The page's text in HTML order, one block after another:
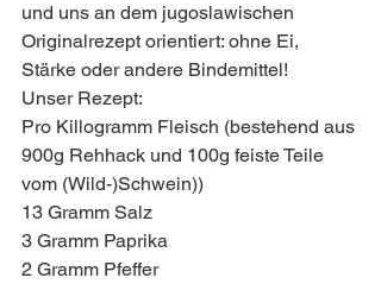
und uns an dem jugoslawischen
Originalrezept orientiert: ohne Ei,
Stärke oder andere Bindemittel!
Unser Rezept:
Pro Killogramm Fleisch (bestehend aus
900g Rehhack und 100g feiste Teile
vom (Wild-)Schwein))
13 Gramm Salz
3 Gramm Paprika
2 Gramm Pfeffer